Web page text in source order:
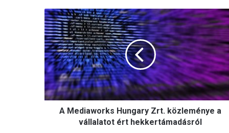
A
M
e
d
i
a
w
o
r
A Mediaworks Hungary Zrt. közleménye a
vállalatot ért hekkertámadásról